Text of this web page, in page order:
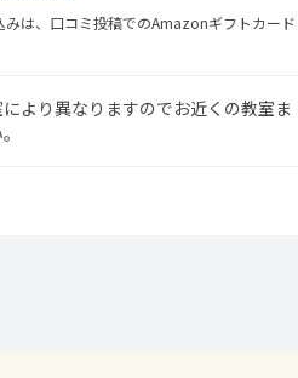
は、口コミ投稿でのAmazonギフトカード
より異なりますのでお近くの教室ま